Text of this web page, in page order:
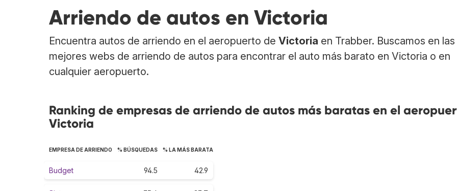
Arriendo de autos en Victoria
Encuentra autos de arriendo en el aeropuerto de Victoria en Trabber. Buscamos en las
mejores webs de arriendo de autos para encontrar el auto más barato en Victoria o en
cualquier aeropuerto.
Ranking de empresas de arriendo de autos más baratas en el
Victoria
EMPRESA DE ARRIENDO % BÚSQUEDAS % LA MÁS BARATA
Budget 94.5 42.9